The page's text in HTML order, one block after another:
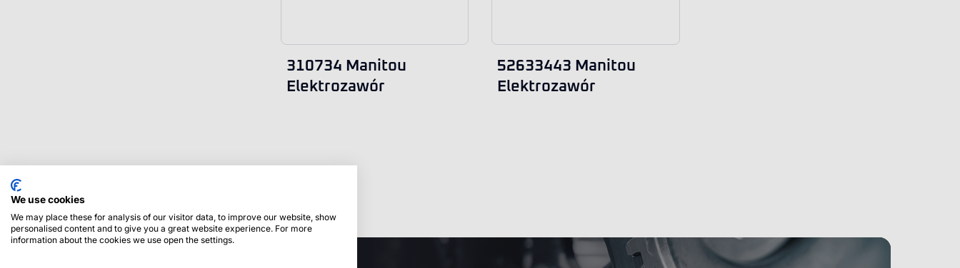
310734 Manitou
Elektrozawór
52633443 Manitou
Elektrozawór
We use cookies
We may place these for analysis of our visitor data, to improve our website, show
personalised content and to give you a great website experience. For more
information about the cookies we use open the settings.